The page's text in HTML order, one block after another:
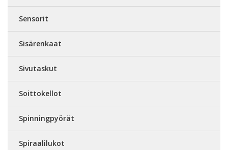
Sensorit
Sisärenkaat
Sivutaskut
Soittokellot
Spinningpyörät
Spiraalilukot